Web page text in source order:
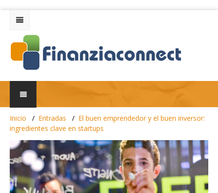
Inicio Entradas
El buen emprendedor y el buen inversor:
ingredientes clave en startups